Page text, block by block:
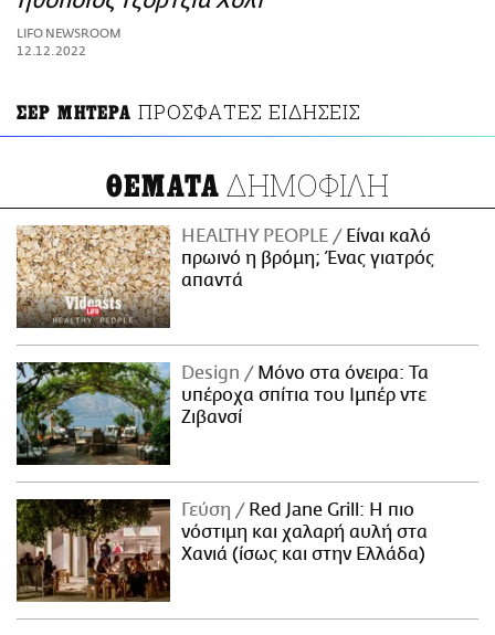
ΑΜΠΑ
PRINT
LIFO NEWSROOM
12.12.2022
ΣΕΡ ΜΗΤΕΡΑ ΠΡΟΣΦΑΤΕΣ ΕΙΔΗΣΕΙΣ
ΘΕΜΑΤΑ ΔΗΜΟΦΙΛΗ
HEALTHY PEOPLE
Είναι καλό
πρωινό η βρόμη; Ένας γιατρός
απαντά
Design
Μόνο στα όνειρα: Τα
υπέροχα σπίτια του Ιμπέρ ντε
Ζιβανσί
Γεύση
Red Jane Grill: Η πιο
νόστιμη και χαλαρή αυλή στα
Χανιά (ίσως και στην Ελλάδα)